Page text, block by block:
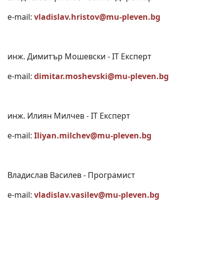
e-mail: vladislav.hristov@mu-pleven.bg
инж. Димитър Мошевски - IT Експерт
e-mail: dimitar.moshevski@mu-pleven.bg
инж. Илиян Милчев - IT Експерт
e-mail: Iliyan.milchev@mu-pleven.bg
Владислав Василев - Програмист
e-mail: vladislav.vasilev@mu-pleven.bg